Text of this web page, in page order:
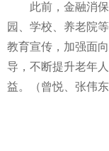
此前，金融消
园、学校、养老院
教育宣传，加强面
导，不断提升老年
益。（曾悦、张伟东